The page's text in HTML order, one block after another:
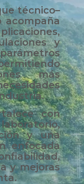
técnico–
acompaña
y
más
con
y una
enfocada
y mejoras